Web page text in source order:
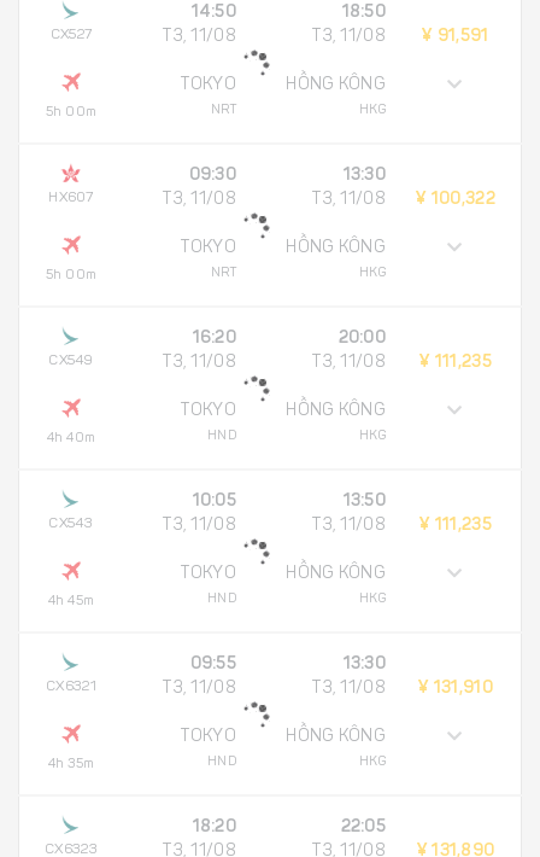
CX527
5h 00m
14:50
T3, 11/08
TOKYO
NRT
18:50
T3, 11/08
HỒNG KÔNG
HKG
¥ 91,591
HX607
5h 00m
09:30
T3, 11/08
TOKYO
NRT
13:30
T3, 11/08
HỒNG KÔNG
HKG
¥ 100,322
CX549
4h 40m
16:20
T3, 11/08
TOKYO
HND
20:00
T3, 11/08
HỒNG KÔNG
HKG
¥ 111,235
CX543
4h 45m
10:05
T3, 11/08
TOKYO
HND
13:50
T3, 11/08
HỒNG KÔNG
HKG
¥ 111,235
CX6321
4h 35m
09:55
T3, 11/08
TOKYO
HND
13:30
T3, 11/08
HỒNG KÔNG
HKG
¥ 131,910
CX6323
18:20
T3, 11/08
22:05
T3, 11/08
¥ 131,890